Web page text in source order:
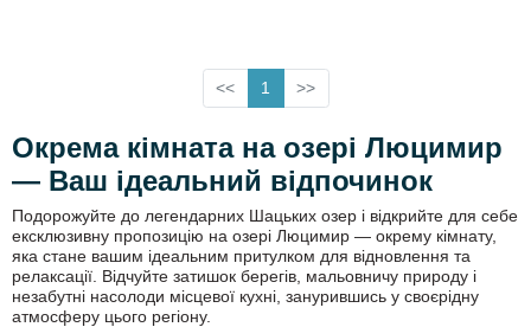
<< 1 >>
Окрема кімната на озері Люцимир
— Ваш ідеальний відпочинок
Подорожуйте до легендарних Шацьких озер і відкрийте для себе
ексклюзивну пропозицію на озері Люцимир — окрему кімнату,
яка стане вашим ідеальним притулком для відновлення та
релаксації. Відчуйте затишок берегів, мальовничу природу і
незабутні насолоди місцевої кухні, занурившись у своєрідну
атмосферу цього регіону.